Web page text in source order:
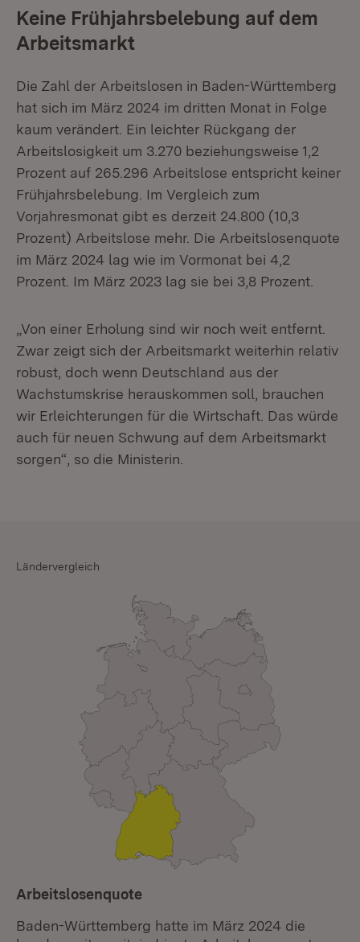
Keine Frühjahrsbelebung auf dem
Arbeitsmarkt
Die Zahl der Arbeitslosen in Baden-Württemberg
hat sich im März 2024 im dritten Monat in Folge
kaum verändert. Ein leichter Rückgang der
Arbeitslosigkeit um 3.270 beziehungsweise 1,2
Prozent auf 265.296 Arbeitslose entspricht keiner
Frühjahrsbelebung. Im Vergleich zum
Vorjahresmonat gibt es derzeit 24.800 (10,3
Prozent) Arbeitslose mehr. Die Arbeitslosenquote
im März 2024 lag wie im Vormonat bei 4,2
Prozent. Im März 2023 lag sie bei 3,8 Prozent.
„Von einer Erholung sind wir noch weit entfernt.
Zwar zeigt sich der Arbeitsmarkt weiterhin relativ
robust, doch wenn Deutschland aus der
Wachstumskrise herauskommen soll, brauchen
wir Erleichterungen für die Wirtschaft. Das würde
auch für neuen Schwung auf dem Arbeitsmarkt
sorgen“, so die Ministerin.
Ländervergleich
Arbeitslosenquote
Baden-Württemberg hatte im März 2024 die